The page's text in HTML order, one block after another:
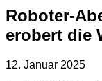
Roboter-
erobert die
12. Januar 2025